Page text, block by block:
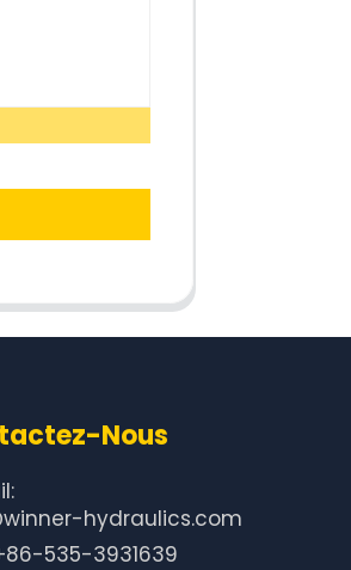
Nous
hydraulics.com
535-3931639